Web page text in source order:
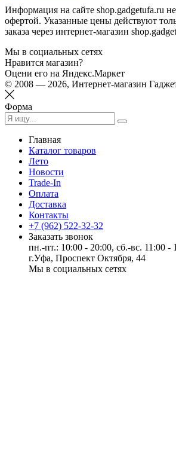
Информация на сайте shop.gadgetufa.ru
офертой. Указанные цены действуют
заказа через интернет-магазин
Мы в социальных сетях
Нравится магазин?
Оцени его на Яндекс.Маркет
© 2008 — 2026, Интернет-магазин
Форма
Главная
Каталог товаров
Лето
Новости
Trade-In
Оплата
Доставка
Контакты
+7 (962) 522-32-32
Заказать звонок
пн.-пт.: 10:00 - 20:00, сб.-вс. 11:00 -
г.Уфа, Проспект Октября, 44
Мы в социальных сетях